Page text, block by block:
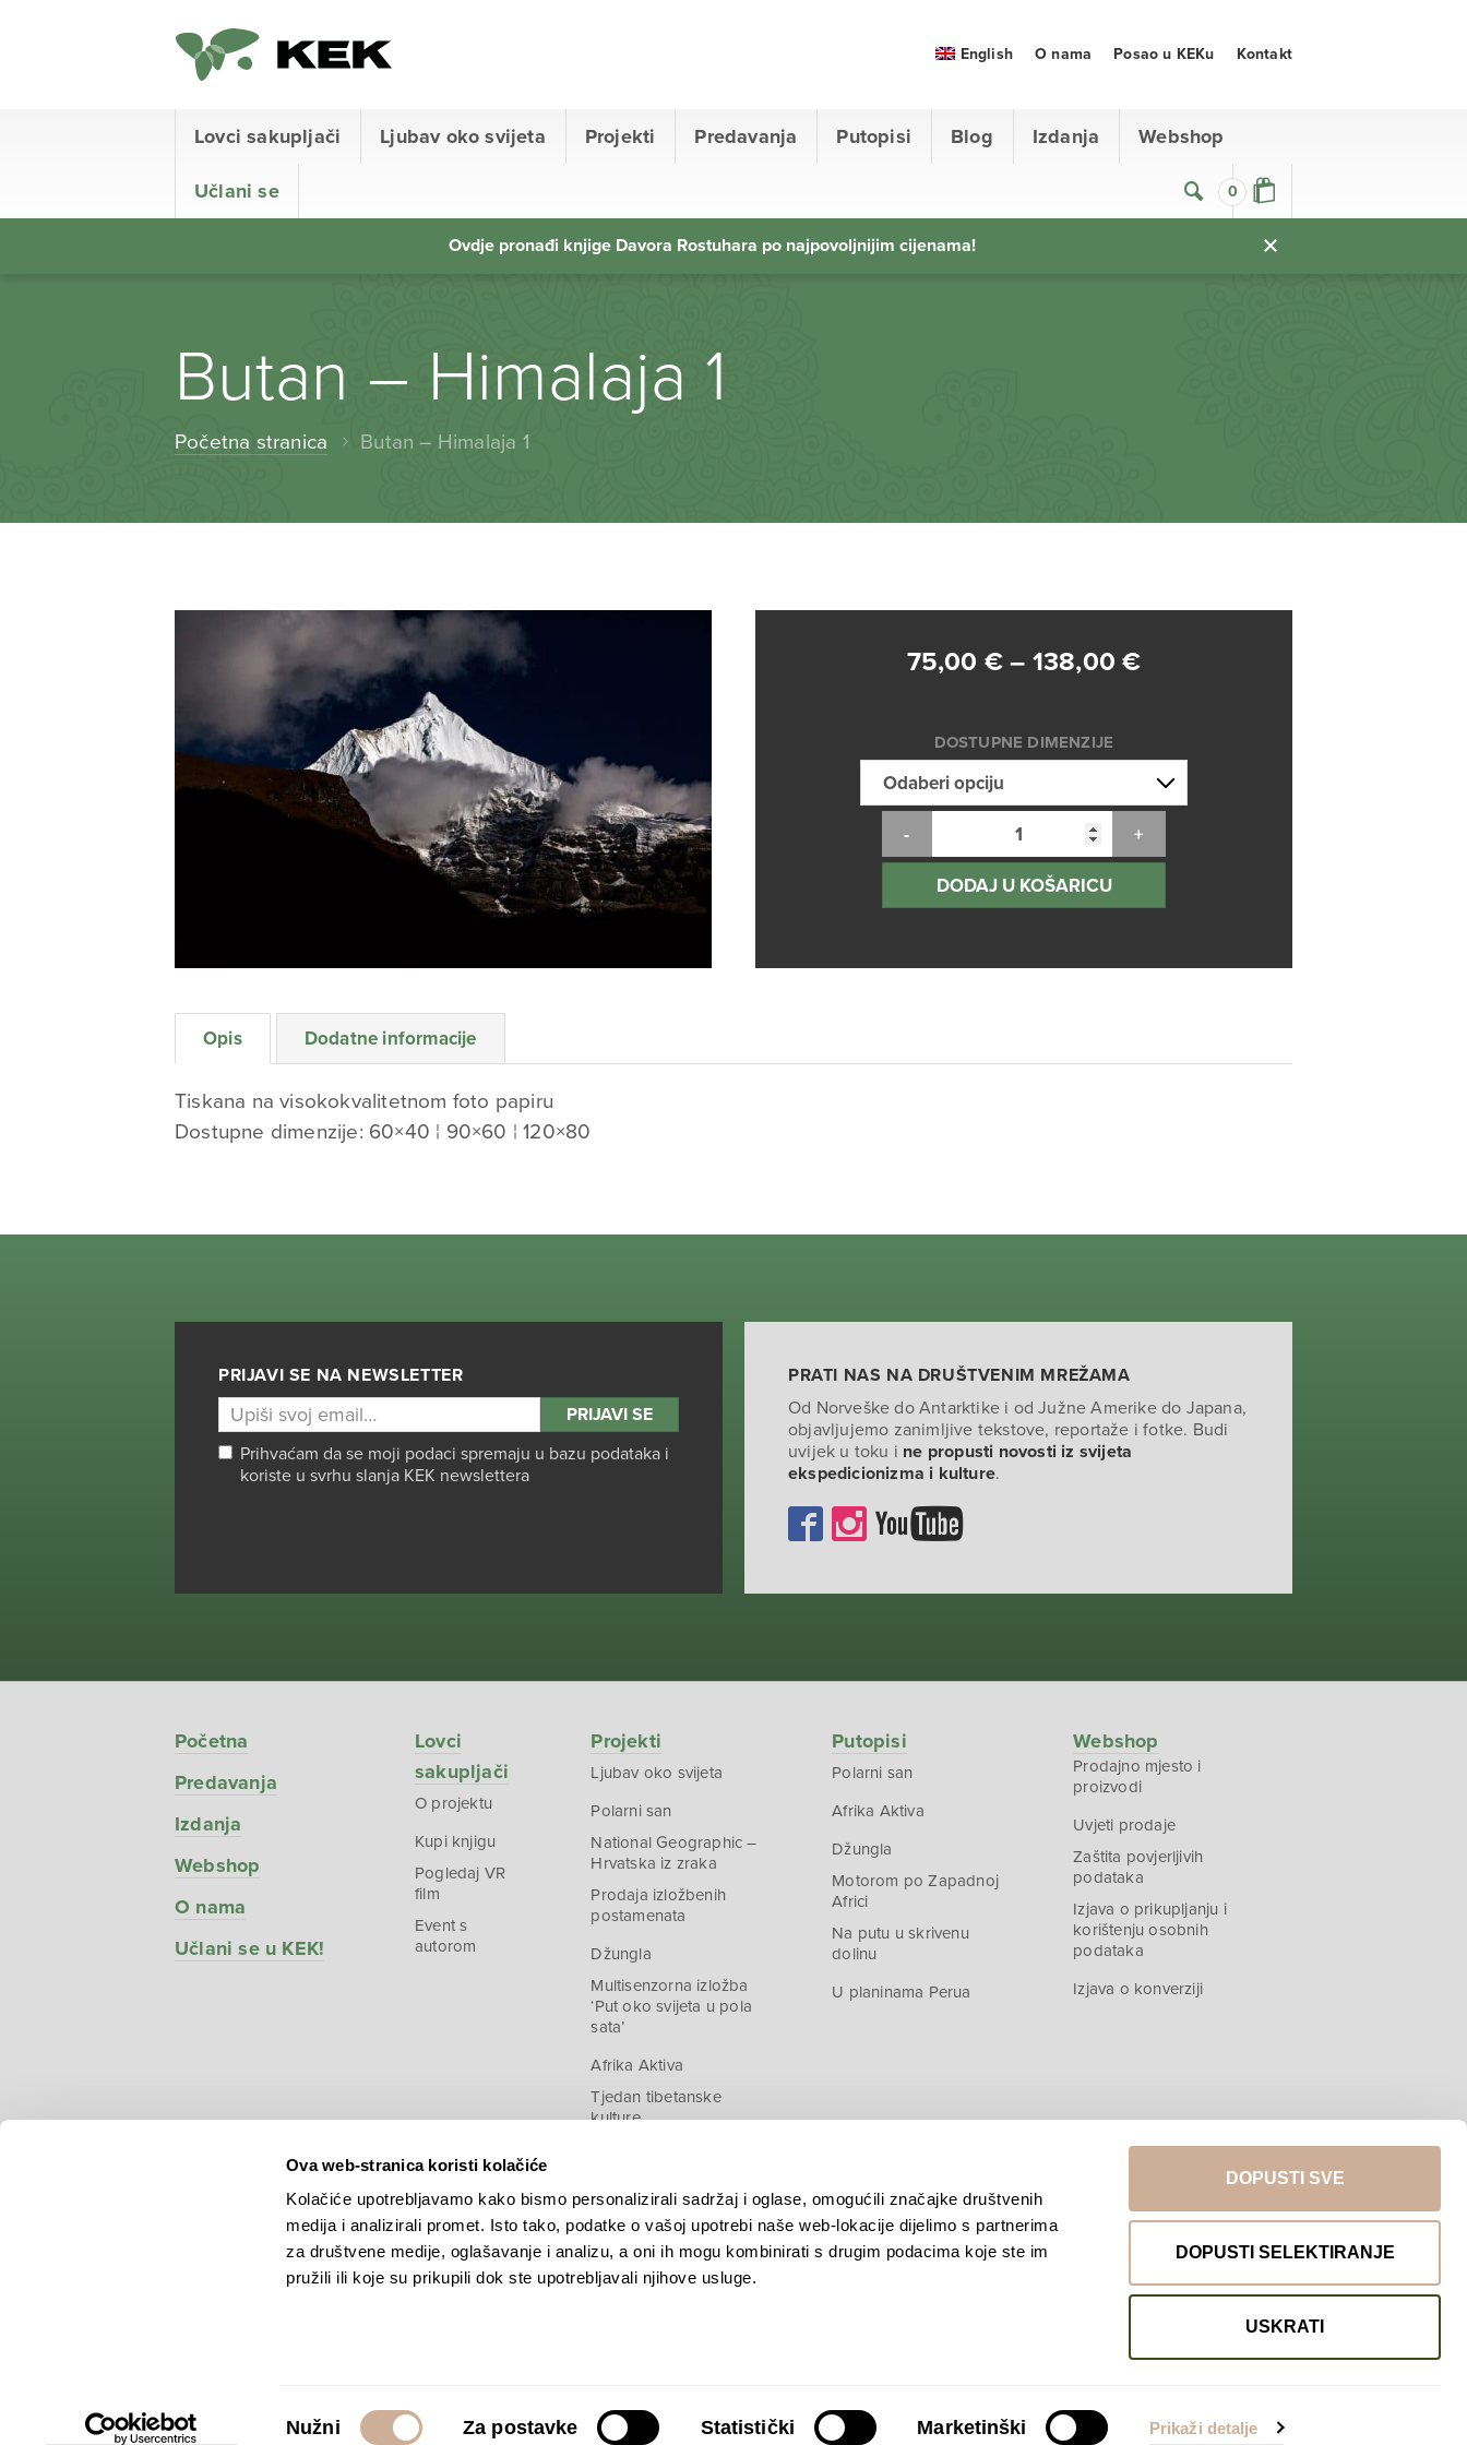
Ova web-stranica koristi kolačiće
Kolačiće upotrebljavamo kako bismo personalizirali sadržaj i oglase, omogućili značajke društvenih
medija i analizirali promet. Isto tako, podatke o vašoj upotrebi naše web-lokacije dijelimo s partnerima
za društvene medije, oglašavanje i analizu, a oni ih mogu kombinirati s drugim podacima koje ste im
pružili ili koje su prikupili dok ste upotrebljavali njihove usluge.
pristanka
Nužni Za postavke Statistički Marketinški Prikaži detalje
DOPUSTI SVE
DOPUSTI SELEKTIRANJE
USKRATI
0
Lovci sakupljači Ljubav oko svijeta Projekti Predavanja Putopisi Blog Izdanja Webshop
Učlani se
English O nama Posao u KEKu Kontakt
Ovdje pronađi knjige Davora Rostuhara po najpovoljnijim cijenama!
Butan – Himalaja 1
Početna stranica Butan – Himalaja 1
75,00 € – 138,00€Raspon
75,00 €
do
138,00 €
DOSTUPNE DIMENZIJE
DODAJ U KOŠARICU
Opis Dodatne informacije
Tiskana na visokokvalitetnom foto papiru
Dostupne dimenzije: 60×40 ¦ 90×60 ¦ 120×80
PRIJAVI SE NA NEWSLETTER
Prihvaćam da se moji podaci spremaju u bazu podataka i
koriste u svrhu slanja KEK newslettera
PRATI NAS NA DRUŠTVENIM MREŽAMA
Od Norveške do Antarktike i od Južne Amerike do Japana,
objavljujemo zanimljive tekstove, reportaže i fotke. Budi
uvijek u toku i ne propusti novosti iz svijeta
ekspedicionizma i kulture.
Početna
Predavanja
Izdanja
Webshop
O nama
Učlani se u KEK!
Lovci
sakupljači
O projektu
Kupi knjigu
Pogledaj VR
film
Event s
autorom
Projekti
Ljubav oko svijeta
Polarni san
National Geographic –
Hrvatska iz zraka
Prodaja izložbenih
postamenata
Džungla
Multisenzorna izložba
‘Put oko svijeta u pola
sata’
Afrika Aktiva
Tjedan tibetanske
kulture
Putopisi
Polarni san
Afrika Aktiva
Džungla
Motorom po Zapadnoj
Africi
Na putu u skrivenu
dolinu
U planinama Perua
Webshop
Prodajno mjesto i
proizvodi
Uvjeti prodaje
Zaštita povjerljivih
podataka
Izjava o prikupljanju i
korištenju osobnih
podataka
Izjava o konverziji
Povratak na vrh
Copyright © 2026.KEK